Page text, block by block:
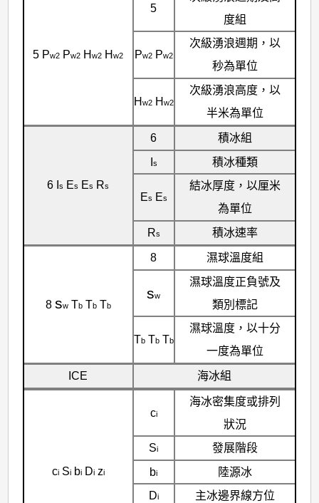
5 Pw2 Pw2 Hw2 Hw2
5
度組
Pw2Pw2
次級湧浪週期，以
秒為單位
H w2H w2
次級湧浪高度，以
半米為單位
6 Is Es Es Rs
6
積冰組
s 積冰種類
Es Es
結冰厚度，以厘米
為單位
Rs 積冰速率
8 swTbTbTb
8 濕球溫度組
sw
濕球溫度正負號及
類別標記
TbTbTb
濕球溫度，以十分
一度為單位
ICE 海冰組
ciSibiDizi
ci
海冰密集度或排列
狀況
Si
發展階段
bi
陸源冰
Di 主冰邊界線方位